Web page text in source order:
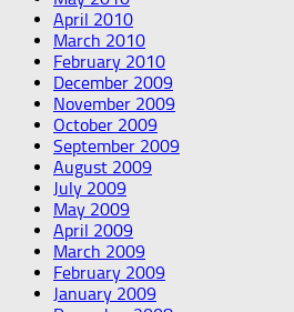
April 2010
March 2010
February 2010
December 2009
November 2009
October 2009
September 2009
August 2009
July 2009
May 2009
April 2009
March 2009
February 2009
January 2009